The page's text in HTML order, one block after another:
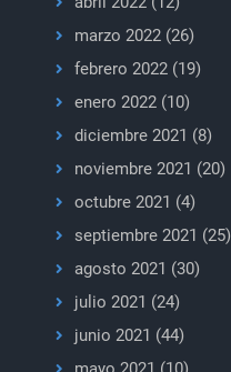
marzo 2022(26)
febrero 2022(19)
enero 2022(10)
diciembre 2021 (8)
noviembre 2021 (20)
octubre 2021 (4)
septiembre 2021 (25)
agosto 2021 (30)
julio 2021 (24)
junio 2021 (44)